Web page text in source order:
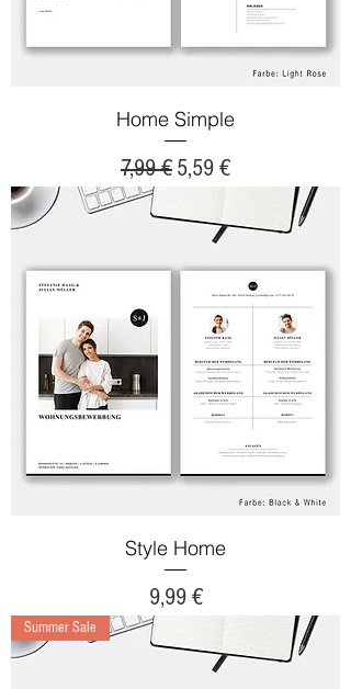
Home Simple
Standardpreis
7,99 € Sale-Preis
5,59 €
Style Home
Preis
9,99 €
Summer Sale